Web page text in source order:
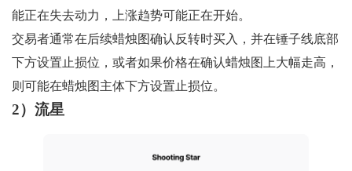
能正在失去动力，上涨趋势可能正在开始。
交易者通常在后续蜡烛图确认反转时买入，并在锤子线底部
下方设置止损位，或者如果价格在确认蜡烛图上大幅走高，
则可能在蜡烛图主体下方设置止损位。
2）流星